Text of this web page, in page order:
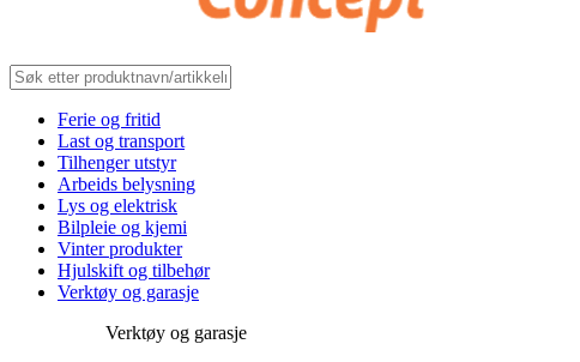
Ferie og fritid
Last og transport
Tilhenger utstyr
Arbeids belysning
Lys og elektrisk
Bilpleie og kjemi
Vinter produkter
Hjulskift og tilbehør
Verktøy og garasje
Verktøy og garasje